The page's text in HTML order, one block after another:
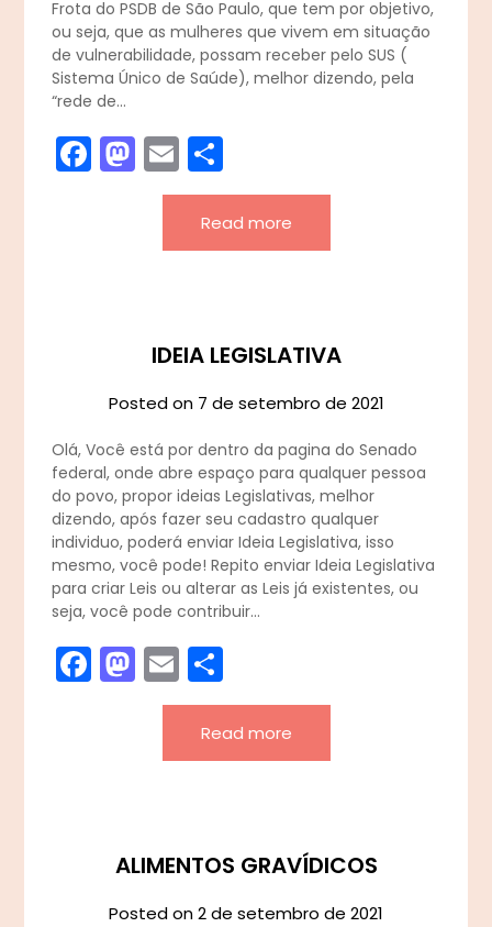
Frota do PSDB de São Paulo, que tem por objetivo,
ou seja, que as mulheres que vivem em situação
de vulnerabilidade, possam receber pelo SUS (
Sistema Único de Saúde), melhor dizendo, pela
“rede de…
Facebook
Mastodon
Email
Read more
IDEIA LEGISLATIVA
Posted on 7 de setembro de 2021
Olá, Você está por dentro da pagina do Senado
federal, onde abre espaço para qualquer pessoa
do povo, propor ideias Legislativas, melhor
dizendo, após fazer seu cadastro qualquer
individuo, poderá enviar Ideia Legislativa, isso
mesmo, você pode! Repito enviar Ideia Legislativa
para criar Leis ou alterar as Leis já existentes, ou
seja, você pode contribuir…
Facebook
Mastodon
Email
Read more
ALIMENTOS GRAVÍDICOS
Posted on2 de setembro de 2021